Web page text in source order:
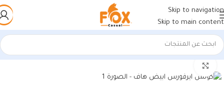
Skip to navigation
Skip to main content
الرئيسية/أحذية رجالي/كوتشي رجالي